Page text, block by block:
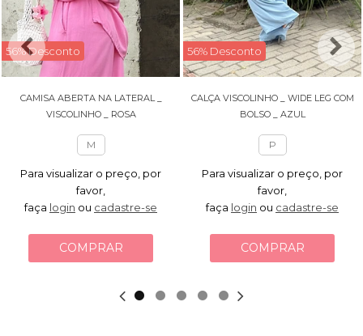
56% Desconto
CAMISA ABERTA NA LATERAL _
VISCOLINHO _ ROSA
M
Para visualizar o preço, por
favor,
faça login ou cadastre-se
COMPRAR
56% Desconto
CALÇA VISCOLINHO _ WIDE LEG COM
BOLSO _ AZUL
P
Para visualizar o preço, por
favor,
faça login ou cadastre-se
COMPRAR